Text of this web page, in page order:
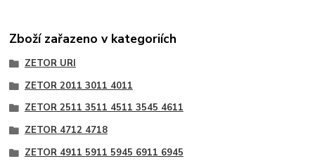
Zboží zařazeno v kategoriích
ZETOR URI
ZETOR 2011 3011 4011
ZETOR 2511 3511 4511 3545 4611
ZETOR 4712 4718
ZETOR 4911 5911 5945 6911 6945